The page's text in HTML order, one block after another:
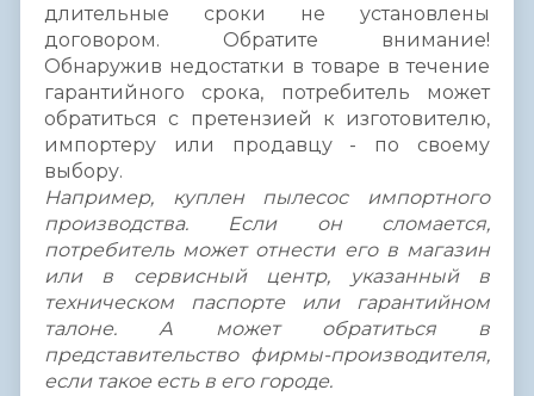
длительные сроки не установлены
договором. Обратите внимание!
Обнаружив недостатки в товаре в течение
гарантийного срока, потребитель может
обратиться с претензией к изготовителю,
импортеру или продавцу - по своему
выбору.
Например, куплен пылесос импортного
производства. Если он сломается,
потребитель может отнести его в магазин
или в сервисный центр, указанный в
техническом паспорте или гарантийном
талоне. А может обратиться в
представительство фирмы-производителя,
если такое есть в его городе.